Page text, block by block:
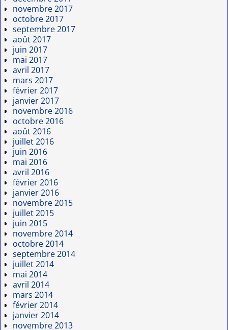
novembre 2017
octobre 2017
septembre 2017
août 2017
juin 2017
mai 2017
avril 2017
mars 2017
février 2017
janvier 2017
novembre 2016
octobre 2016
août 2016
juillet 2016
juin 2016
mai 2016
avril 2016
février 2016
janvier 2016
novembre 2015
juillet 2015
juin 2015
novembre 2014
octobre 2014
septembre 2014
juillet 2014
mai 2014
avril 2014
mars 2014
février 2014
janvier 2014
novembre 2013